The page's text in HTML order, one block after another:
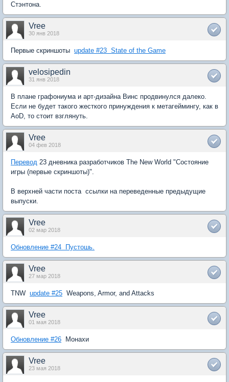
Стэнтона.
Vree
30 янв 2018
Первые скриншоты  update #23  State of the Game
velosipedin
31 янв 2018
В плане графониума и арт-дизайна Винс продвинулся далеко.
Если не будет такого жесткого принуждения к метагеймингу, как в
AoD, то стоит взглянуть.
Vree
04 фев 2018
Перевод 23 дневника разработчиков The New World "Состояние
игры (первые скриншоты)".
В верхней части поста  ссылки на переведенные предыдущие
выпуски.
Vree
02 мар 2018
Обновление #24  Пустошь.
Vree
27 мар 2018
TNW  update #25  Weapons, Armor, and Attacks
Vree
01 мая 2018
Обновление #26  Монахи
Vree
23 мая 2018